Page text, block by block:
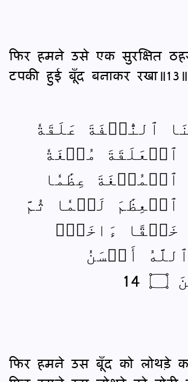
फिर हमने उसे एक सुरक्षित
टपकी हुई बूँद बनाकर रखा॥13॥
ٱلنُّطۡفَةَ عَلَقَةٗ
ٱلۡعَلَقَةَ مُضۡغَةٗ
ٱلۡمُضۡغَةَ عِظَٰمٗا
ٱلۡعِظَٰمَ لَحۡمٗا ثُمَّ
خَلۡقًا ءَاخَرَۚ
أَحۡسَنُ
फिर हमने उस बूँद को लोथड़े